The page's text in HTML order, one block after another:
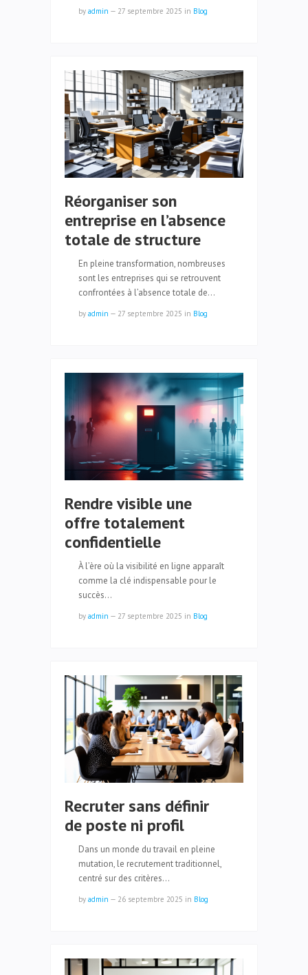
by admin — 27 septembre 2025 in Blog
Réorganiser son
entreprise en l’absence
totale de structure
En pleine transformation, nombreuses
sont les entreprises qui se retrouvent
confrontées à l’absence totale de…
by admin — 27 septembre 2025 in Blog
Rendre visible une
offre totalement
confidentielle
À l’ère où la visibilité en ligne apparaît
comme la clé indispensable pour le
succès…
by admin — 27 septembre 2025 in Blog
Recruter sans définir
de poste ni profil
Dans un monde du travail en pleine
mutation, le recrutement traditionnel,
centré sur des critères…
by admin — 26 septembre 2025 in Blog